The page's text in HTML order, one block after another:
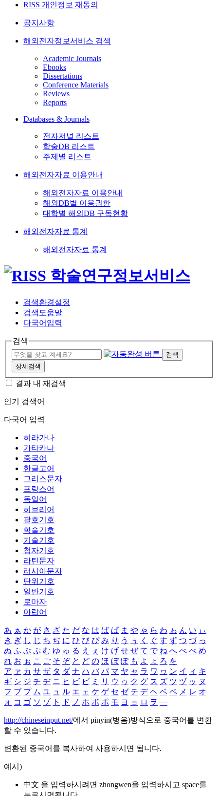
RISS 개인정보 재동의
공지사항
해외전자정보서비스 검색
Academic Journals
Ebooks
Dissertations
Conference Materials
Reviews
Reports
Databases & Journals
전자저널 리스트
학술DB 리스트
주제별 리스트
해외전자자료 이용안내
해외전자자료 이용안내
해외DB별 이용권한
대학별 해외DB 구독현황
해외전자자료 통계
해외전자자료 통계
검색환경설정
검색도움말
다국어입력
검색
검색
상세검색
결과 내 재검색
인기 검색어
다국어 입력
히라가나
가타카나
중국어
한글고어
그리스문자
프랑스어
독일어
히브리어
괄호기호
학술기호
기술기호
첨자기호
라틴문자
러시아문자
단위기호
일반기호
로마자
아랍어
あ ぁ か が さ ざ た だ な は ば ぱ ま や ゃ ら わ ゎ ん い ぃ
き ぎ し じ ち ぢ に ひ び ぴ み り う ぅ く ぐ す ず つ づ っ
ぬ ふ ぶ ぷ む ゆ ゅ る え ぇ け げ せ ぜ て で ね へ べ ぺ め
れ お ぉ こ ご そ ぞ と ど の ほ ぼ ぽ も よ ょ ろ を
ア ァ カ サ ザ タ ダ ナ ハ バ パ マ ヤ ャ ラ ワ ヮ ン イ ィ キ
ギ シ ジ チ ヂ ニ ヒ ビ ピ ミ リ ウ ゥ ク グ ス ズ ツ ヅ ッ ヌ
フ ブ プ ム ユ ュ ル エ ェ ケ ゲ セ ゼ テ デ ヘ ベ ペ メ レ オ
ォ コ ゴ ソ ゾ ト ド ノ ホ ボ ポ モ ヨ ョ ロ ヲ ―
http://chineseinput.net/에서 pinyin(병음)방식으로 중국어를 변환
할 수 있습니다.
변환된 중국어를 복사하여 사용하시면 됩니다.
예시)
中文 을 입력하시려면 zhongwen을 입력하시고 space를